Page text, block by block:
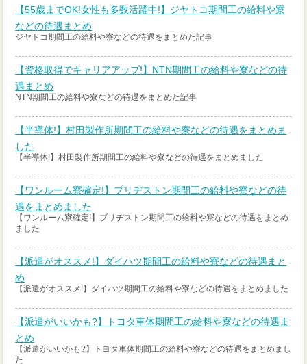
【55歳までOK!女性も多数活躍中!】ジヤトコ期間工の給料や寮
などの待遇まとめ
ジヤトコ期間工の給料や寮などの待遇をまとめた記事
【資格取得でキャリアアップ!】NTN期間工の給料や寮などの待
遇まとめ
NTN期間工の給料や寮などの待遇をまとめた記事
【半導体!】村田製作所期間工の給料や寮などの待遇をまとめま
した
【半導体!】村田製作所期間工の給料や寮などの待遇をまとめました
【ワンルーム寮確定!】ブリヂストン期間工の給料や寮などの待
遇をまとめました
【ワンルーム寮確定!】ブリヂストン期間工の給料や寮などの待遇をまとめ
ました
【派遣がオススメ!】ダイハツ期間工の給料や寮などの待遇まと
め
【派遣がオススメ!】ダイハツ期間工の給料や寮などの待遇をまとめました
【派遣がいいかも?】トヨタ車体期間工の給料や寮などの待遇ま
とめ
【派遣がいいかも?】トヨタ車体期間工の給料や寮などの待遇をまとめまし
た